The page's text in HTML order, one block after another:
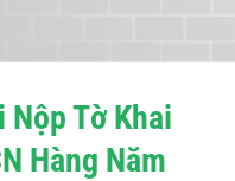
Tờ Khai
Hàng Năm